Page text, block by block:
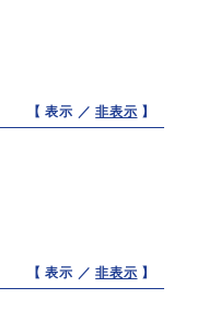
【 表示 ／非表示 】
【 表示 ／非表示 】